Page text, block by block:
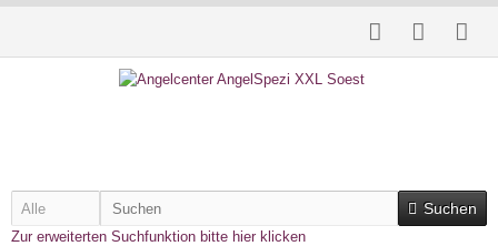
Suchen
Zur erweiterten Suchfunktion bitte hier klicken